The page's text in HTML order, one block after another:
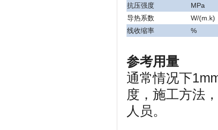
抗压强度
MPa
导热系数
W/(m.k)
线收缩率
%
参考用量
通常情况下
度，施工方法
人员。